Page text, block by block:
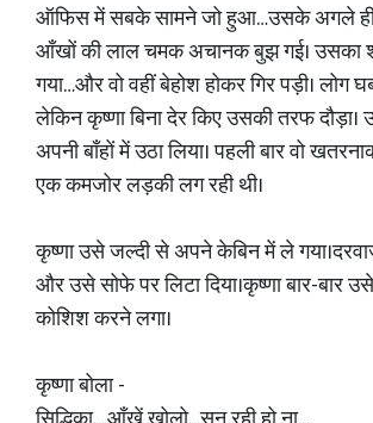
ऑफिस में सबके सामने जो हुआ…उसके अगले ही
आँखों की लाल चमक अचानक बुझ गई। उसका
गया…और वो वहीं बेहोश होकर गिर पड़ी। लोग
लेकिन कृष्णा बिना देर किए उसकी तरफ दौड़ा।
अपनी बाँहों में उठा लिया। पहली बार वो
एक कमजोर लड़की लग रही थी।
कृष्णा उसे जल्दी से अपने केबिन में ले
और उसे सोफे पर लिटा दिया।कृष्णा बार-बार
कोशिश करने लगा।
कृष्णा बोला -